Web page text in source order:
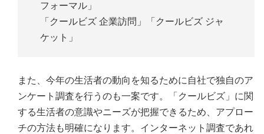
フォーマル」
「クールビズ 企業訪問」「クールビズ ジャ
ケット」
また、今年の生活者の動向を知るために自社で独自のア
ンケート調査を行うのも一案です。「クールビズ」に関
する生活者の意識やニーズが把握できるため、アプロー
チの方法も明確になります。インターネット調査であれ